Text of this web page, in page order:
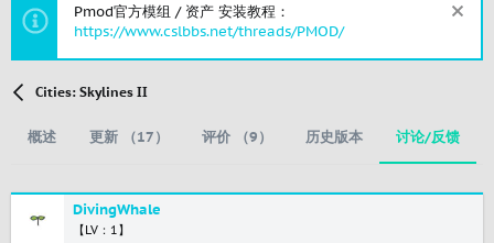
Pmod官方模组 / 资产 安装教程：
https://www.cslbbs.net/threads/PMOD/
Cities: Skylines II
概述 更新 （17） 评价 （9） 历史版本 讨论/反馈
DivingWhale
【LV：1】